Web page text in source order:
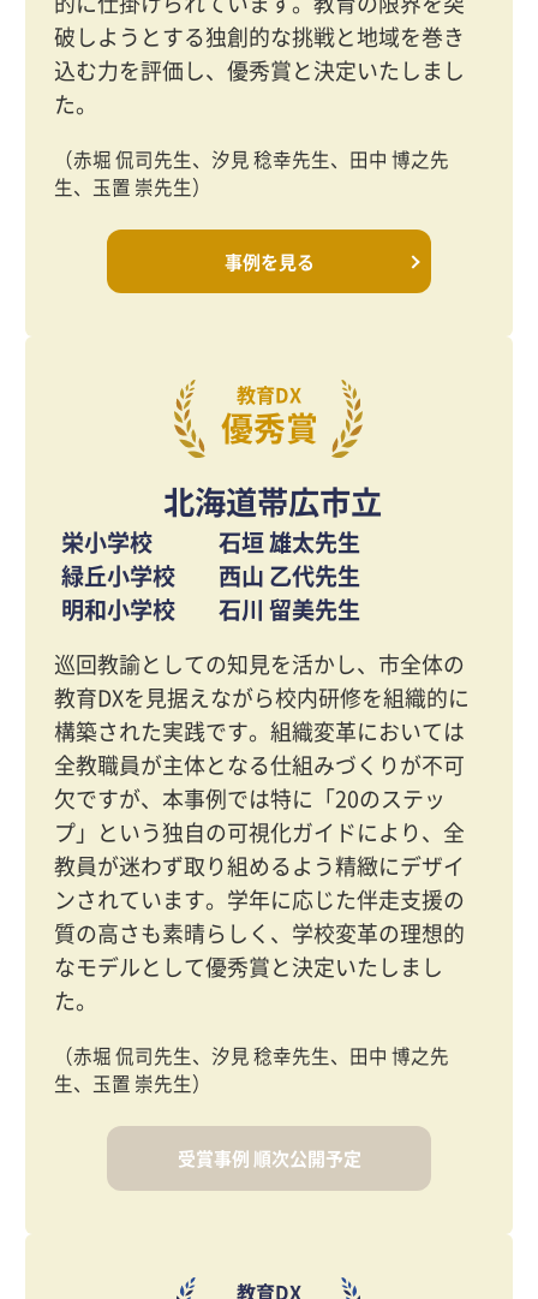
破しようとする独創的な挑戦と地域を巻き
込む力を評価し、優秀賞と決定いたしまし
た。
（赤堀 侃司先生、汐見 稔幸先生、田中 博之先
生、玉置 崇先生）
事例を見る
教育DX
優秀賞
北海道帯広市立
栄小学校
石垣 雄太先生
緑丘小学校
西山 乙代先生
明和小学校
石川 留美先生
巡回教諭としての知見を活かし、市全体の
教育DXを見据えながら校内研修を組織的に
構築された実践です。組織変革においては
全教職員が主体となる仕組みづくりが不可
欠ですが、本事例では特に「20のステッ
プ」という独自の可視化ガイドにより、全
教員が迷わず取り組めるよう精緻にデザイ
ンされています。学年に応じた伴走支援の
質の高さも素晴らしく、学校変革の理想的
なモデルとして優秀賞と決定いたしまし
た。
（赤堀 侃司先生、汐見 稔幸先生、田中 博之先
生、玉置 崇先生）
受賞事例順次公開予定
教育DX